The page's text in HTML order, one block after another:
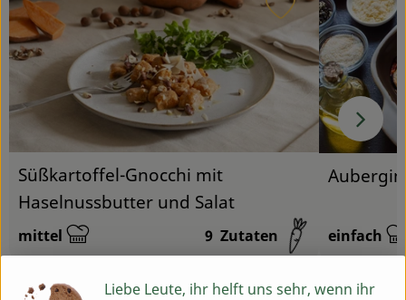
Süßkartoffel-Gnocchi mit
Haselnussbutter und Salat
Schwierigkeit:
mittel 9 Zutaten
Rezept zu
einfach
Liebe Leute, ihr helft uns sehr, wenn ihr